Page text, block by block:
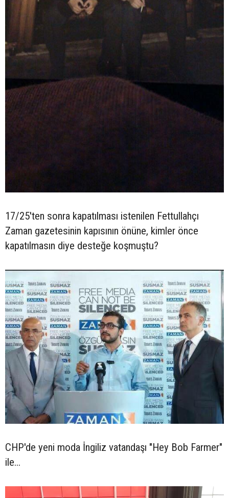
17/25'ten sonra kapatılması istenilen Fettullahçı
Zaman gazetesinin kapısının önüne, kimler önce
kapatılmasın diye desteğe koşmuştu?
CHP'de yeni moda İngiliz vatandaşı "Hey Bob Farmer"
ile...